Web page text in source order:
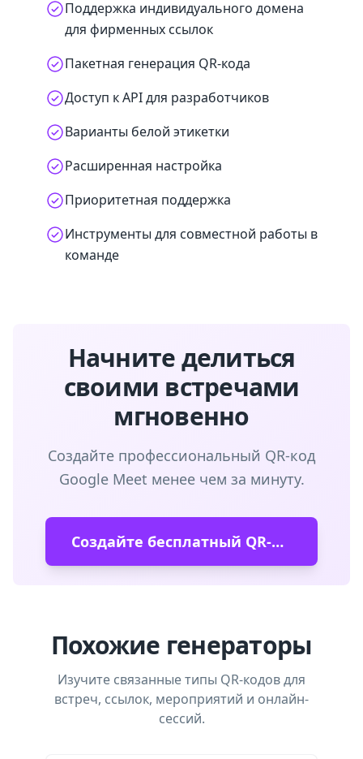
Поддержка индивидуального домена
для фирменных ссылок
Пакетная генерация QR-кода
Доступ к API для разработчиков
Варианты белой этикетки
Расширенная настройка
Приоритетная поддержка
Инструменты для совместной работы в
команде
Начните делиться
своими встречами
мгновенно
Создайте профессиональный QR-код
Google Meet менее чем за минуту.
Создайте бесплатный QR-код
Похожие генераторы
Изучите связанные типы QR-кодов для
встреч, ссылок, мероприятий и онлайн-
сессий.